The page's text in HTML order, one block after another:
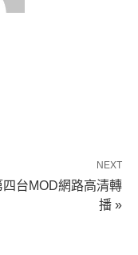
NEXT
台MOD網路高清轉
播 »